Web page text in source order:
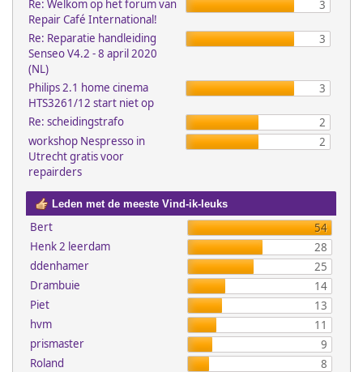
Re: Welkom op het forum van
Repair Café International!
3
Re: Reparatie handleiding
Senseo V4.2 - 8 april 2020
(NL)
3
Philips 2.1 home cinema
HTS3261/12 start niet op
3
Re: scheidingstrafo
2
workshop Nespresso in
Utrecht gratis voor
repairders
2
Leden met de meeste Vind-ik-leuks
Bert
54
Henk 2 leerdam
28
ddenhamer
25
Drambuie
14
Piet
13
hvm
11
prismaster
9
Roland
8